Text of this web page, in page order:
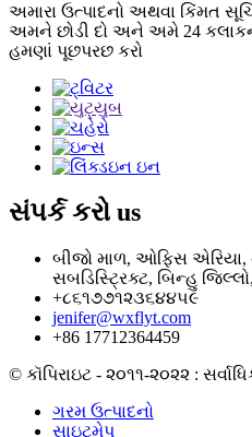
અમારા ઉત્પાદનો અથવા કિંમત
અમને છોડી દો અને અમે 24
હમણાં પૂછપરછ કરો
સંપર્ક કરો us
બીજો માળ, ઓફિસ
સબડિસ્ટ્રિક્ટ, બિન્હુ
+૮૬૧૭૭૧૨૩૬૪૪૫૯
jenifer@wxflyt.com
+86 17712364459
© કૉપિરાઇટ - ૨૦૧૧-૨૦૨૨ :
ગરમ ઉત્પાદનો
સાઇટમેપ